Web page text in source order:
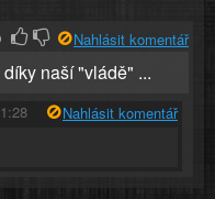
Nahlásit komentář
naší "vládě" ...
Nahlásit komentář